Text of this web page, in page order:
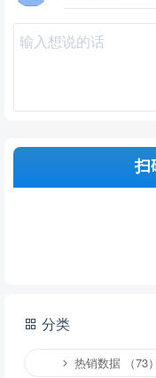
说明：请文明发言，共建和
扫
分类
热销数据 （73）